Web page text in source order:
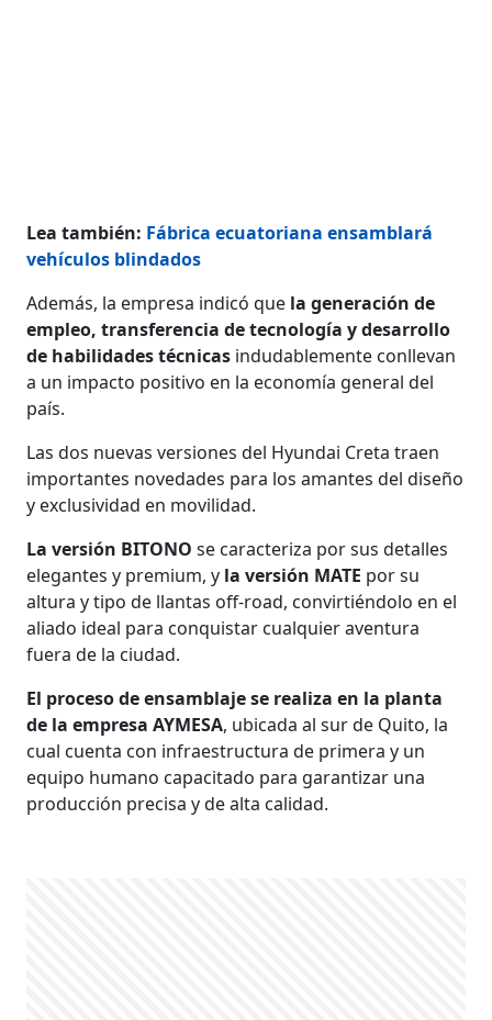
Lea también: Fábrica ecuatoriana ensamblará
vehículos blindados
Además, la empresa indicó que la generación de
empleo, transferencia de tecnología y desarrollo
de habilidades técnicas indudablemente conllevan
a un impacto positivo en la economía general del
país.
Las dos nuevas versiones del Hyundai Creta traen
importantes novedades para los amantes del diseño
y exclusividad en movilidad.
La versión BITONO se caracteriza por sus detalles
elegantes y premium, y la versión MATE por su
altura y tipo de llantas off-road, convirtiéndolo en el
aliado ideal para conquistar cualquier aventura
fuera de la ciudad.
El proceso de ensamblaje se realiza en la planta
de la empresa AYMESA, ubicada al sur de Quito, la
cual cuenta con infraestructura de primera y un
equipo humano capacitado para garantizar una
producción precisa y de alta calidad.